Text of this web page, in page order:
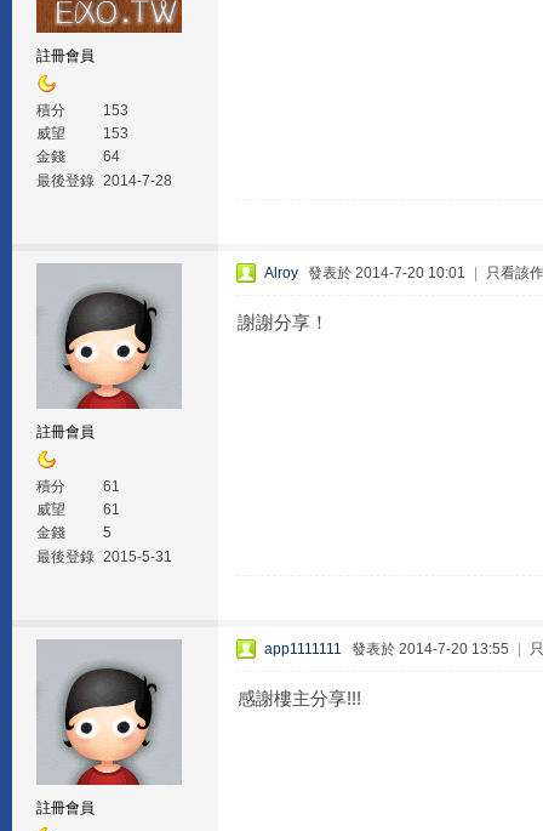
註冊會員
積分
153
威望
153
金錢
64
最後登錄 2014-7-28
註冊會員
積分
61
威望
61
金錢
5
最後登錄 2015-5-31
Alroy 發表於 2014-7-20 10:01 只看該
謝謝分享！
註冊會員
app1111111 發表於 2014-7-20 13:55
感謝樓主分享!!!